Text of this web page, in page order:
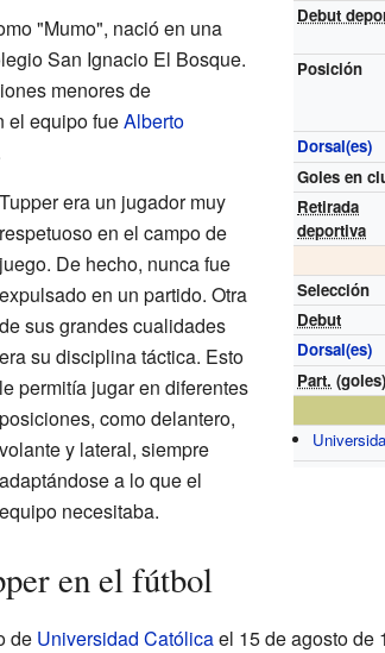
Debut
Posición
Dorsal(es)
Goles en
Retirada
deportiva
Selección
Debut
Dorsal(es)
Part. (goles)
"Mumo", nació en una
San Ignacio El Bosque.
menores de
el equipo fueAlberto
Tupper era un jugador muy
respetuoso en el campo de
juego. De hecho, nunca fue
expulsado en un partido. Otra
de sus grandes cualidades
era su disciplina táctica. Esto
le permitía jugar en diferentes
posiciones, como delantero,
volante y lateral, siempre
adaptándose a lo que el
equipo necesitaba.
en el fútbol
de Universidad Católicael 15 de agosto de